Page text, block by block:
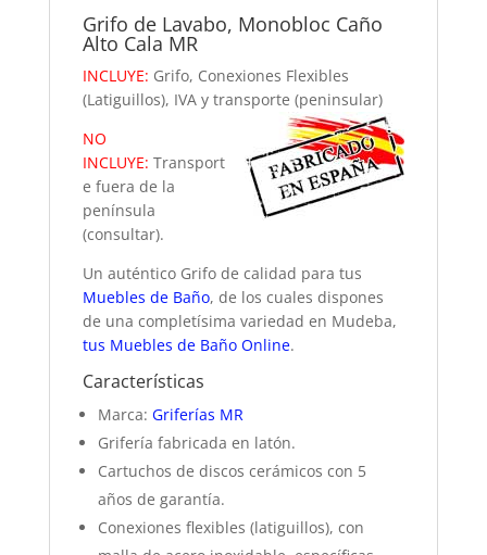
Grifo de Lavabo, Monobloc Caño
Alto Cala MR
INCLUYE: Grifo, Conexiones Flexibles
(Latiguillos), IVA y transporte (peninsular)
NO
INCLUYE: Transport
e fuera de la
península
(consultar).
Un auténtico Grifo de calidad para tus
Muebles de Baño, de los cuales dispones
de una completísima variedad en Mudeba,
tus Muebles de Baño Online.
Características
Marca: Griferías MR
Grifería fabricada en latón.
Cartuchos de discos cerámicos con 5
años de garantía.
Conexiones flexibles (latiguillos), con